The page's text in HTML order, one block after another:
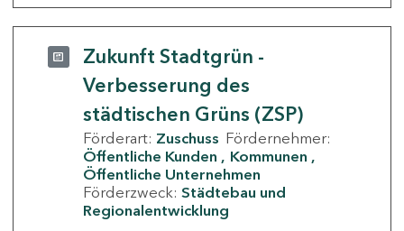
Zukunft Stadtgrün -
Verbesserung des
städtischen Grüns (ZSP)
Förderart: Zuschuss Fördernehmer:
Öffentliche Kunden
Kommunen
Öffentliche Unternehmen
Förderzweck: Städtebau und
Regionalentwicklung